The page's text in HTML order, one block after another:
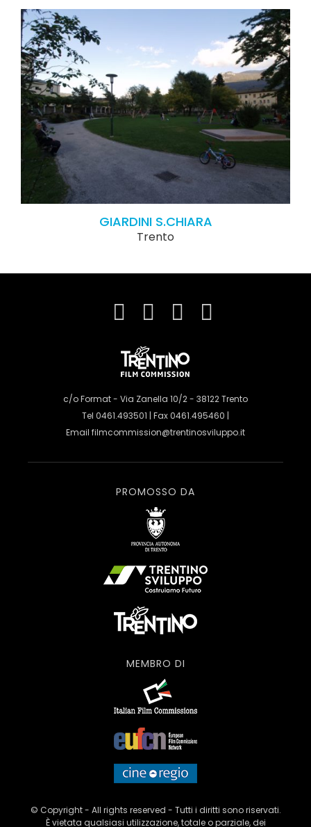
GIARDINI S.CHIARA
Trento
c/o Format - Via Zanella 10/2 - 38122 Trento
Tel 0461.493501 | Fax 0461.495460 |
Email filmcommission@trentinosviluppo.it
PROMOSSO DA
MEMBRO DI
© Copyright - All rights reserved - Tutti i diritti sono riservati.
È vietata qualsiasi utilizzazione, totale o parziale, dei